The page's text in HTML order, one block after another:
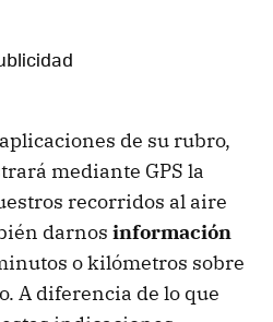
de su rubro,
mediante GPS la
recorridos al aire
darnos información
o kilómetros sobre
A diferencia de lo que